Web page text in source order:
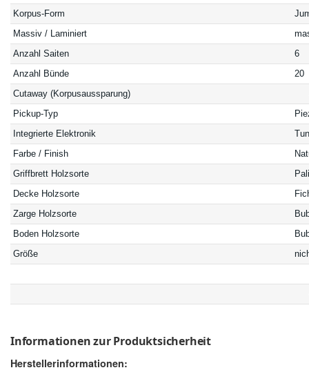
Korpus-Form
Massiv / Laminiert
Anzahl Saiten
6
Anzahl Bünde
20
Cutaway (Korpusaussparung)
Pickup-Typ
Integrierte Elektronik
Farbe / Finish
Griffbrett Holzsorte
Decke Holzsorte
Zarge Holzsorte
Boden Holzsorte
Größe
Informationen zur Produktsicherheit
Herstellerinformationen: